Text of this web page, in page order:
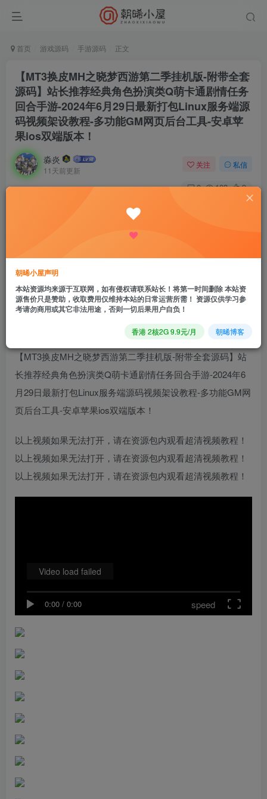
首页 游戏源码 手游源码 正文
【MT3换皮MH之晓梦西游第二季挂机版-附带全套
源码】站长推荐经典角色扮演类Q萌卡通剧情任务
回合手游-2024年6月29日最新打包Linux服务端源
码视频架设教程-多功能GM网页后台工具-安卓苹
果ios双端版本！
淼炎
11天前更新
关注 私信
0 103 9
此内容为付费资源，请付费后查看
R9.9 R18.8
立即购买
【MT3换皮MH之晓梦西游第二季挂机版-附带全套源码】站
长推荐经典角色扮演类Q萌卡通剧情任务回合手游-2024年6
月29日最新打包Linux服务端源码视频架设教程-多功能GM网
页后台工具-安卓苹果ios双端版本！
以上视频如果无法打开，请在资源包内观看超清视频教程！
以上视频如果无法打开，请在资源包内观看超清视频教程！
以上视频如果无法打开，请在资源包内观看超清视频教程！
0:00 / 0:00 speed
Video load failed
朝晞小屋声明
本站资源均来源于互联网，如有侵权请联系站长！将第一时间删除 本站资
源售价只是赞助，收取费用仅维持本站的日常运营所需！ 资源仅供学习参
考请勿商用或其它非法用途，否则一切后果用户自负！
香港 2核2G 9.9元/月 朝晞博客